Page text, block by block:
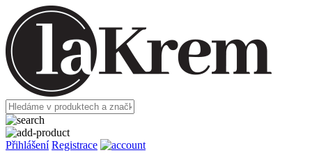
Přihlášení Registrace